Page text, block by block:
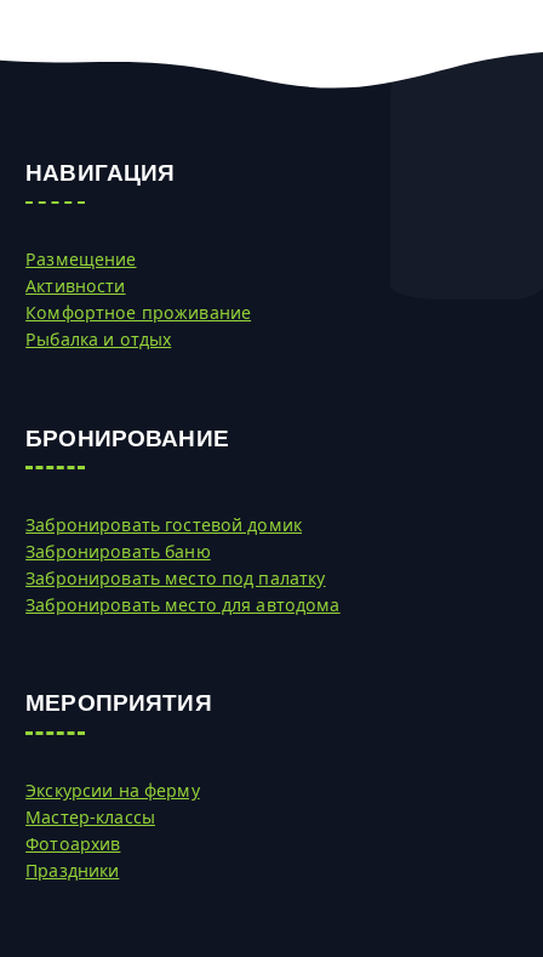
НАВИГАЦИЯ
Размещение
Активности
Комфортное проживание
Рыбалка и отдых
БРОНИРОВАНИЕ
Забронировать гостевой домик
Забронировать баню
Забронировать место под палатку
Забронировать место для автодома
МЕРОПРИЯТИЯ
Экскурсии на ферму
Мастер-классы
Фотоархив
Праздники